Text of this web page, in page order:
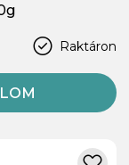
Raktáron